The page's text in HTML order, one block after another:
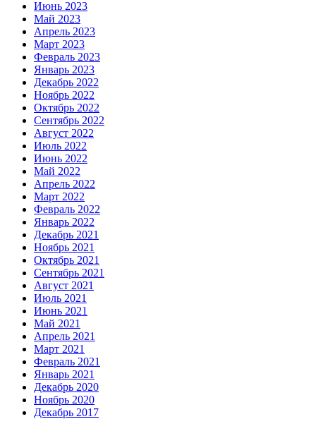
Июнь 2023
Май 2023
Апрель 2023
Март 2023
Февраль 2023
Январь 2023
Декабрь 2022
Ноябрь 2022
Октябрь 2022
Сентябрь 2022
Август 2022
Июль 2022
Июнь 2022
Май 2022
Апрель 2022
Март 2022
Февраль 2022
Январь 2022
Декабрь 2021
Ноябрь 2021
Октябрь 2021
Сентябрь 2021
Август 2021
Июль 2021
Июнь 2021
Май 2021
Апрель 2021
Март 2021
Февраль 2021
Январь 2021
Декабрь 2020
Ноябрь 2020
Декабрь 2017